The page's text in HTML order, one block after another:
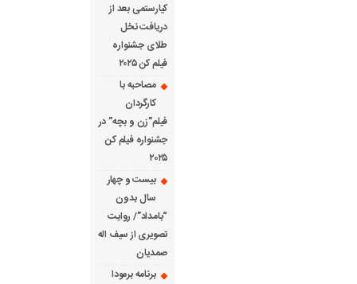
کیارستمی بعد از
دریافت نخل
طلای جشنواره
فیلم کن ۲۰۲۵
مصاحبه با
کارگردان
فیلم”زن و بچه” در
جشنواره فیلم کن
۲۰۲۵
بیست و چهار
سال بدون
“بامداد”/ روایت
تصویری از سیف اله
صمدیان
برنامه برمودا